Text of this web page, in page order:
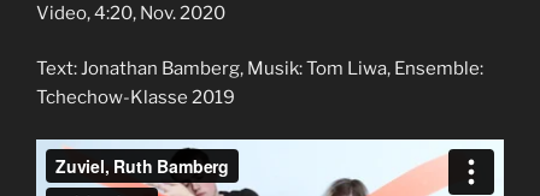
Video, 4:20, Nov. 2020
Text: Jonathan Bamberg, Musik: Tom Liwa, Ensemble:
Tchechow-Klasse 2019